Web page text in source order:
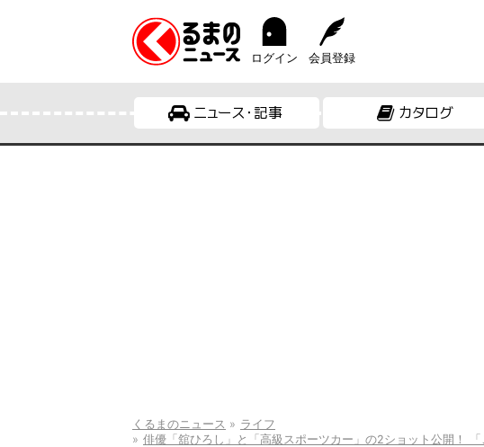
ログイン 会員登録
ニュース・記事 カタログ
くるまのニュース
ライフ
俳優「舘ひろし」と「高級スポーツカー」の2ショット公開！